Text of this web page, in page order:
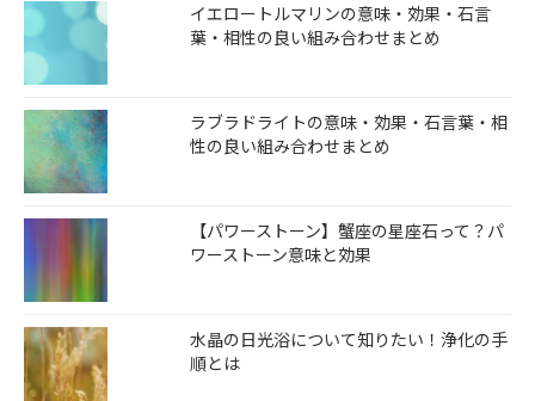
イエロートルマリンの意味・効果・石言
葉・相性の良い組み合わせまとめ
ラブラドライトの意味・効果・石言葉・相
性の良い組み合わせまとめ
【パワーストーン】蟹座の星座石って？パ
ワーストーン意味と効果
水晶の日光浴について知りたい！浄化の手
順とは